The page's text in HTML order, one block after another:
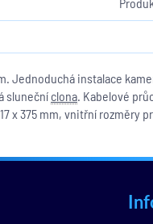
Jednoduchá instalace
sluneční clona . Kabelové
x 375 mm, vnitřní rozměry